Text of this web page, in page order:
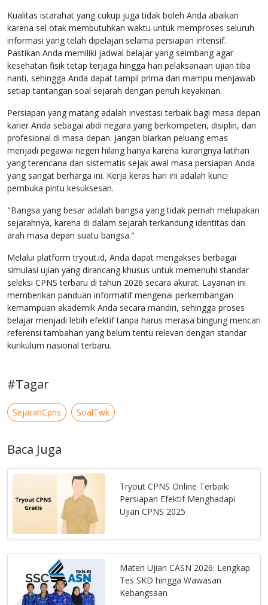
Kualitas istarahat yang cukup juga tidak boleh Anda abaikan
karena sel otak membutuhkan waktu untuk memproses seluruh
informasi yang telah dipelajari selama persiapan intensif.
Pastikan Anda memiliki jadwal belajar yang seimbang agar
kesehatan fisik tetap terjaga hingga hari pelaksanaan ujian tiba
nanti, sehingga Anda dapat tampil prima dan mampu menjawab
setiap tantangan soal sejarah dengan penuh keyakinan.
Persiapan yang matang adalah investasi terbaik bagi masa depan
karier Anda sebagai abdi negara yang berkompeten, disiplin, dan
profesional di masa depan. Jangan biarkan peluang emas
menjadi pegawai negeri hilang hanya karena kurangnya latihan
yang terencana dan sistematis sejak awal masa persiapan Anda
yang sangat berharga ini. Kerja keras hari ini adalah kunci
pembuka pintu kesuksesan.
"Bangsa yang besar adalah bangsa yang tidak pernah melupakan
sejarahnya, karena di dalam sejarah terkandung identitas dan
arah masa depan suatu bangsa."
Melalui platform tryout.id, Anda dapat mengakses berbagai
simulasi ujian yang dirancang khusus untuk memenuhi standar
seleksi CPNS terbaru di tahun 2026 secara akurat. Layanan ini
memberikan panduan informatif mengenai perkembangan
kemampuan akademik Anda secara mandiri, sehingga proses
belajar menjadi lebih efektif tanpa harus merasa bingung mencari
referensi tambahan yang belum tentu relevan dengan standar
kurikulum nasional terbaru.
#Tagar
SejarahCpns SoalTwk
Baca Juga
Tryout CPNS Online Terbaik:
Persiapan Efektif Menghadapi
Ujian CPNS 2025
Materi Ujian CASN 2026: Lengkap
Tes SKD hingga Wawasan
Kebangsaan